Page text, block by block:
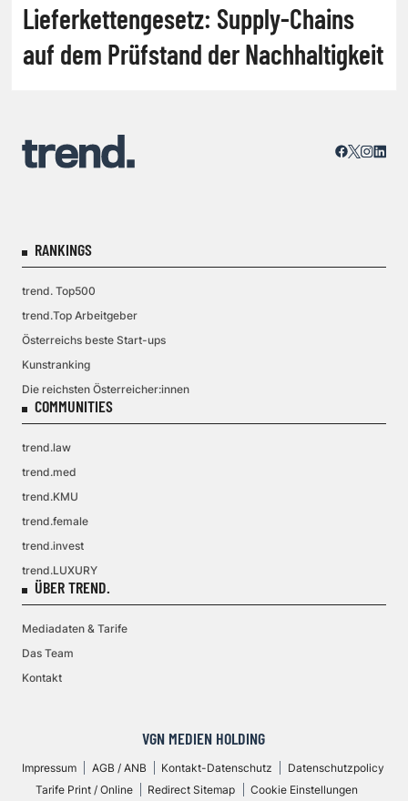
Lieferkettengesetz: Supply-Chains
auf dem Prüfstand der Nachhaltigkeit
RANKINGS
trend. Top500
trend.Top Arbeitgeber
Österreichs beste Start-ups
Kunstranking
Die reichsten Österreicher:innen
COMMUNITIES
trend.law
trend.med
trend.KMU
trend.female
trend.invest
trend.LUXURY
ÜBER TREND.
Mediadaten & Tarife
Das Team
Kontakt
VGN MEDIEN HOLDING
Impressum AGB / ANB Kontakt-Datenschutz
Datenschutzpolicy
Tarife Print / Online
Redirect Sitemap Cookie Einstellungen